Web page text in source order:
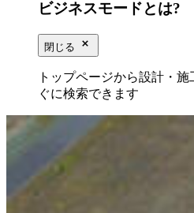
ビジネスモードとは?
閉じる close_small
トップページから設計・
ぐに検索できます